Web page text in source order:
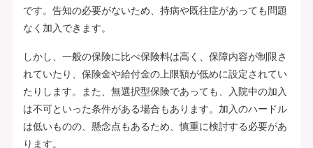
です。告知の必要がないため、持病や既往症があっても問題
なく加入できます。
しかし、一般の保険に比べ保険料は高く、保障内容が制限さ
れていたり、保険金や給付金の上限額が低めに設定されてい
たりします。また、無選択型保険であっても、入院中の加入
は不可といった条件がある場合もあります。加入のハードル
は低いものの、懸念点もあるため、慎重に検討する必要があ
ります。